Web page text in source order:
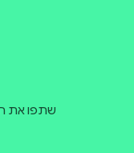
שתפו את